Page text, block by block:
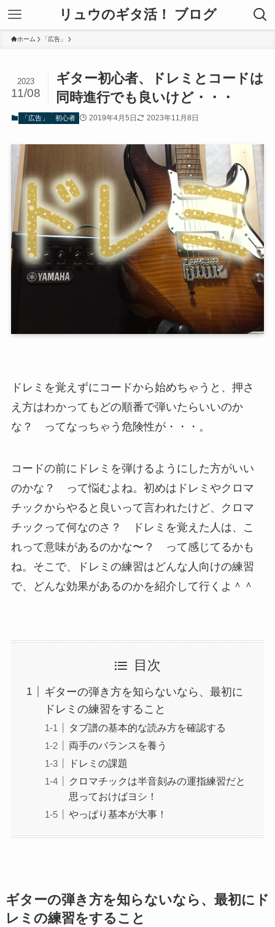
リュウのギタ活！ ブログ
ホーム 「広告」
ギター初心者、ドレミとコードは
同時進行でも良いけど・・・
2023
11/08
「広告」 初心者 2019年4月5日 2023年11月8日
ドレミを覚えずにコードから始めちゃうと、押さ
え方はわかってもどの順番で弾いたらいいのか
な？ ってなっちゃう危険性が・・・。
コードの前にドレミを弾けるようにした方がいい
のかな？ って悩むよね。初めはドレミやクロマ
チックからやると良いって言われたけど、クロマ
チックって何なのさ？ ドレミを覚えた人は、こ
れって意味があるのかな〜？ って感じてるかも
ね。そこで、ドレミの練習はどんな人向けの練習
で、どんな効果があるのかを紹介して行くよ＾＾
目次
ギターの弾き方を知らないなら、最初に
ドレミの練習をすること
タブ譜の基本的な読み方を確認する
両手のバランスを養う
ドレミの課題
クロマチックは半音刻みの運指練習だと
思っておけばヨシ！
やっぱり基本が大事！
ギターの弾き方を知らないなら、最初にド
レミの練習をすること